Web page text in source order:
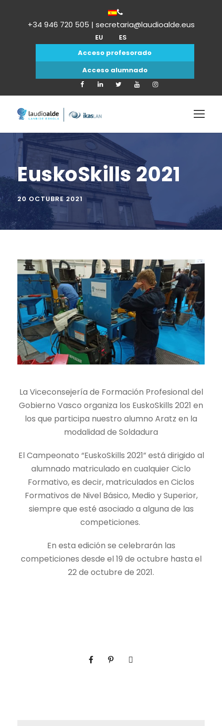
+34 946 720 505 | secretaria@laudioalde.eus
EU
ES
Acceso profesorado
Acceso alumnado
EuskoSkills 2021
20 OCTUBRE 2021
La Viceconsejería de Formación Profesional del
Gobierno Vasco organiza los EuskoSkills 2021 en
los que participa nuestro alumno Aratz en la
modalidad de Soldadura
El Campeonato “EuskoSkills 2021” está dirigido al
alumnado matriculado en cualquier Ciclo
Formativo, es decir, matriculados en Ciclos
Formativos de Nivel Básico, Medio y Superior,
siempre que esté asociado a alguna de las
competiciones.
En esta edición se celebrarán las
competiciones desde el 19 de octubre hasta el
22 de octubre de 2021.